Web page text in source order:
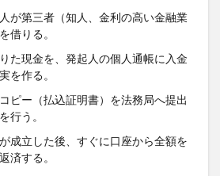
人が第三者（知人、金利の高い金融業
借りる。
りた現金を、発起人の個人通帳に入金
を作る。
ピー（払込証明書）を法務局へ提出
行う。
が成立した後、すぐに口座から全額を
済する。